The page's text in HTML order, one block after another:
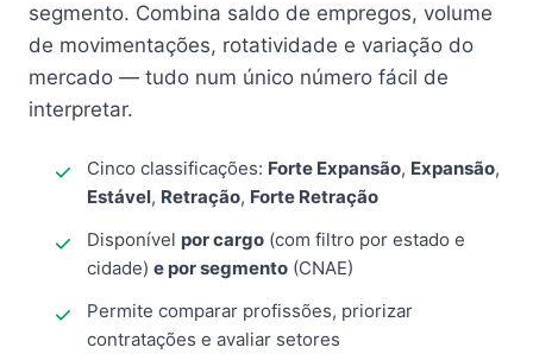
segmento. Combina saldo de empregos, volume
de movimentações, rotatividade e variação do
mercado — tudo num único número fácil de
interpretar.
Cinco classificações: Forte Expansão, Expansão,
Estável, Retração, Forte Retração
Disponível por cargo (com filtro por estado e
cidade) e por segmento (CNAE)
Permite comparar profissões, priorizar
contratações e avaliar setores